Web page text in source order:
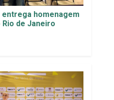
homenagem
Rio de Janeiro